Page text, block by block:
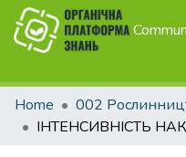
Home
002